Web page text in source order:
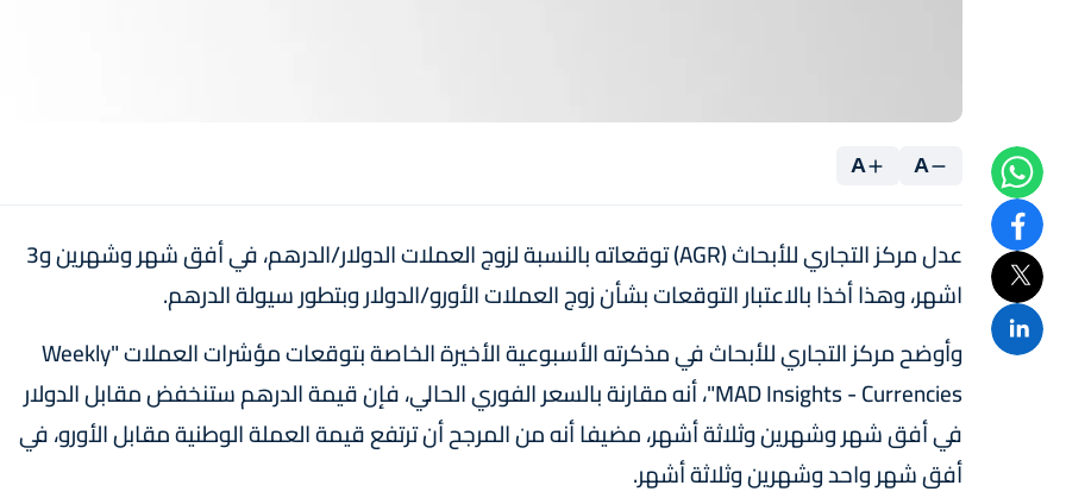
A
A
عدل مركز التجاري للأبحاث (AGR) توقعاته بالنسبة لزوج العملات الدولار/الدرهم، في أفق شهر وشهرين و3
اشهر، وهذا أخذا بالاعتبار التوقعات بشأن زوج العملات الأورو/الدولار وبتطور سيولة الدرهم.
وأوضح مركز التجاري للأبحاث في مذكرته الأسبوعية الأخيرة الخاصة بتوقعات مؤشرات العملات "Weekly
MAD Insights - Currencies"، أنه مقارنة بالسعر الفوري الحالي، فإن قيمة الدرهم ستنخفض مقابل الدولار
في أفق شهر وشهرين وثلاثة أشهر، مضيفا أنه من المرجح أن ترتفع قيمة العملة الوطنية مقابل الأورو، في
أفق شهر واحد وشهرين وثلاثة أشهر.